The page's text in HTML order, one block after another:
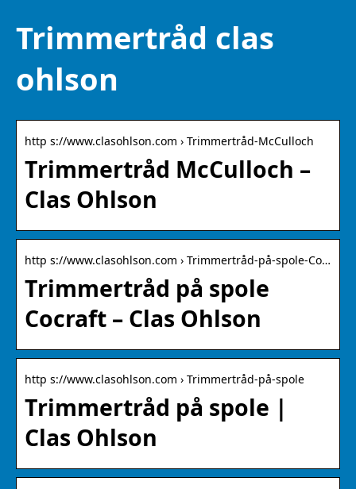
Trimmertråd clas
ohlson
http s://www.clasohlson.com › Trimmertråd-McCulloch
Trimmertråd McCulloch –
Clas Ohlson
http s://www.clasohlson.com › Trimmertråd-på-spole-Co…
Trimmertråd på spole
Cocraft – Clas Ohlson
http s://www.clasohlson.com › Trimmertråd-på-spole
Trimmertråd på spole |
Clas Ohlson